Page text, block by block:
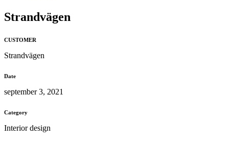
Strandvägen
CUSTOMER
Strandvägen
Date
september 3, 2021
Category
Interior design